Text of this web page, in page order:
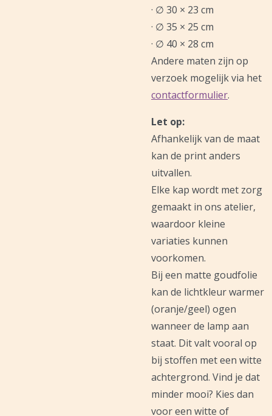
· ∅ 30 × 23 cm
· ∅ 35 × 25 cm
· ∅ 40 × 28 cm
Andere maten zijn op
verzoek mogelijk via het
contactformulier.
Let op:
Afhankelijk van de maat
kan de print anders
uitvallen.
Elke kap wordt met zorg
gemaakt in ons atelier,
waardoor kleine
variaties kunnen
voorkomen.
Bij een matte goudfolie
kan de lichtkleur warmer
(oranje/geel) ogen
wanneer de lamp aan
staat. Dit valt vooral op
bij stoffen met een witte
achtergrond. Vind je dat
minder mooi? Kies dan
voor een witte of